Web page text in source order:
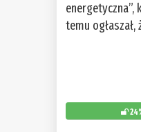
energetyczna”,
temu ogłaszał,